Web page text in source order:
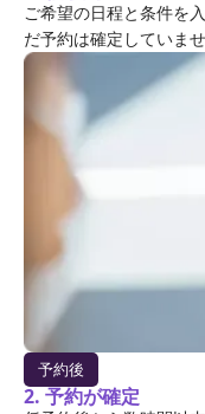
ご希望の日程と条件を
だ予約は確定していませ
予約後
2. 予約が確定